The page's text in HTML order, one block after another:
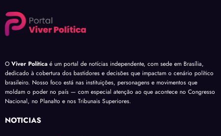
O Viver Política é um portal de notícias independente, com sede em Brasília,
dedicado à cobertura dos bastidores e decisões que impactam o cenário político
brasileiro. Nosso foco está nas instituições, personagens e movimentos que
moldam o poder no país — com especial atenção ao que acontece no Congresso
Nacional, no Planalto e nos Tribunais Superiores.
NOTÍCIAS